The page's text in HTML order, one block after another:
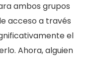
ambos grupos
acceso a través
el
Ahora, alguien